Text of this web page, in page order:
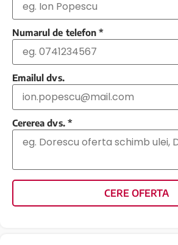
Numarul de telefon *
Emailul dvs.
Cererea dvs. *
CERE OFERTA